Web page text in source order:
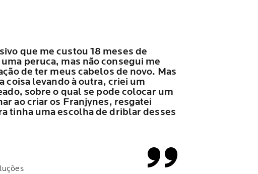
que me custou 18 meses de
peruca, mas não consegui me
de ter meus cabelos de novo. Mas
coisa levando à outra, criei um
sobre o qual se pode colocar um
ao criar os Franjynes, resgatei
tinha uma escolha de driblar desses